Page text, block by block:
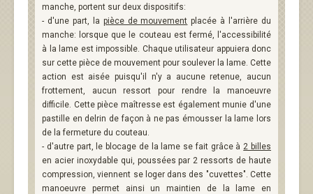
manche, portent sur deux dispositifs:
- d'une part, la pièce de mouvement placée à l'arrière du
manche: lorsque que le couteau est fermé, l'accessibilité
à la lame est impossible. Chaque utilisateur appuiera donc
sur cette pièce de mouvement pour soulever la lame. Cette
action est aisée puisqu'il n'y a aucune retenue, aucun
frottement, aucun ressort pour rendre la manoeuvre
difficile. Cette pièce maîtresse est également munie d'une
pastille en delrin de façon à ne pas émousser la lame lors
de la fermeture du couteau.
- d'autre part, le blocage de la lame se fait grâce à 2 billes
en acier inoxydable qui, poussées par 2 ressorts de haute
compression, viennent se loger dans des "cuvettes". Cette
manoeuvre permet ainsi un maintien de la lame en